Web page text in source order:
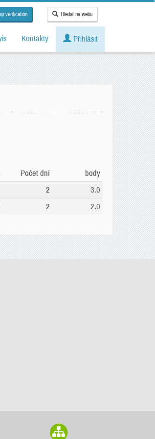
verification Hledat na webu
Kontakty Přihlásit
Počet dní
body
2
3.0
2 2.0